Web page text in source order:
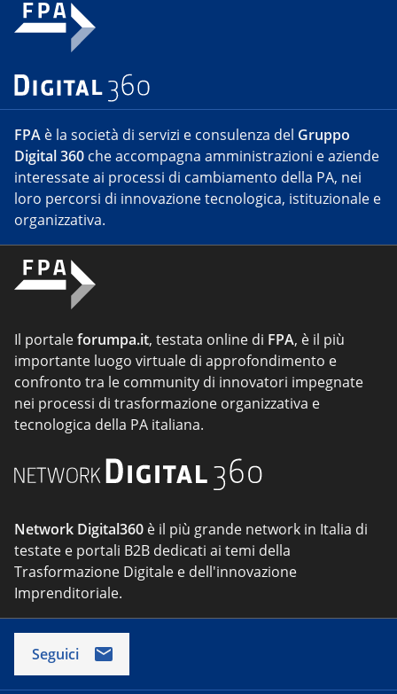
FPA è la società di servizi e consulenza del Gruppo
Digital 360 che accompagna amministrazioni e aziende
interessate ai processi di cambiamento della PA, nei
loro percorsi di innovazione tecnologica, istituzionale e
organizzativa.
Il portaleforumpa.it, testata online di FPA, è il più
importante luogo virtuale di approfondimento e
confronto tra le community di innovatori impegnate
nei processi di trasformazione organizzativa e
tecnologica della PA italiana.
Network Digital360 è il più grande network in Italia di
testate e portali B2B dedicati ai temi della
Trasformazione Digitale e dell'innovazione
Imprenditoriale.
Seguici